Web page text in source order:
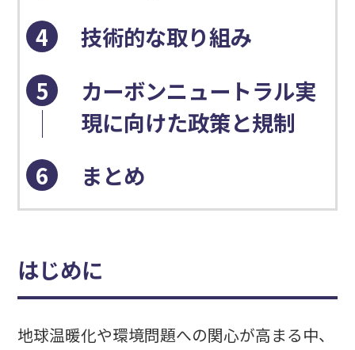
4
技術的な取り組み
5
カーボンニュートラル実
現に向けた政策と規制
6
まとめ
はじめに
地球温暖化や環境問題への関心が高まる中、